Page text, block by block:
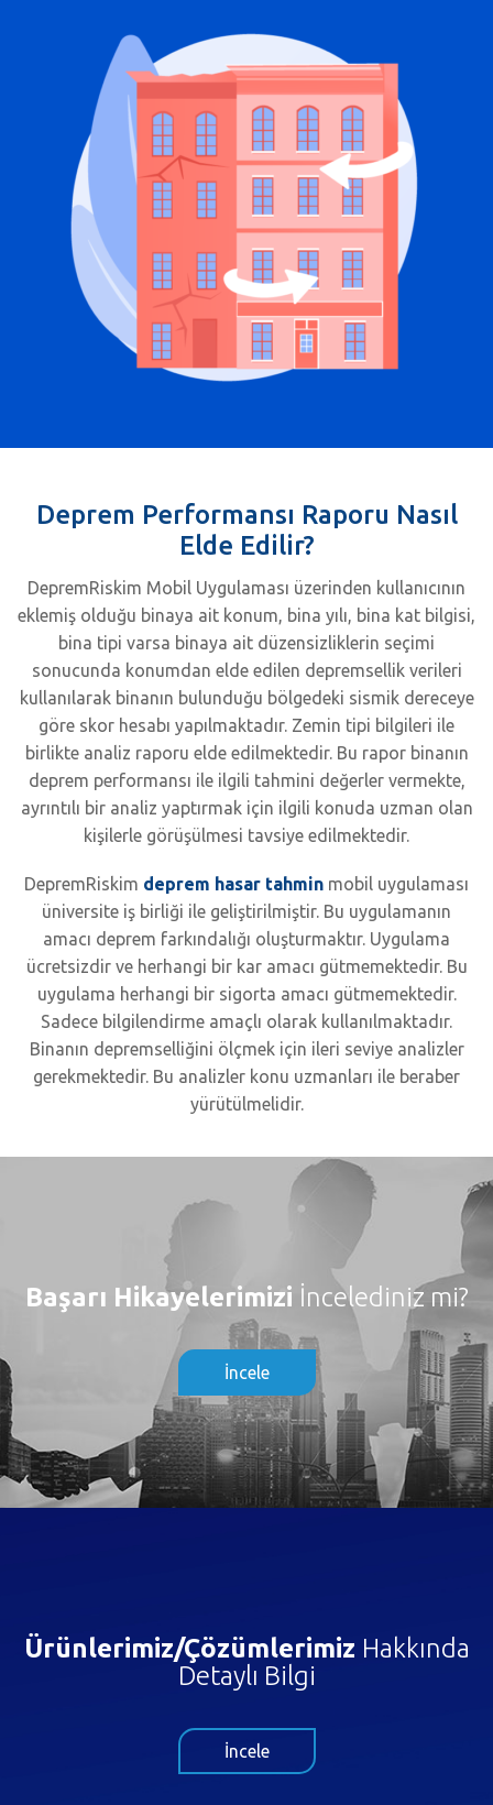
Deprem Performansı Raporu Nasıl
Elde Edilir?
DepremRiskim Mobil Uygulaması üzerinden kullanıcının
eklemiş olduğu binaya ait konum, bina yılı, bina kat bilgisi,
bina tipi varsa binaya ait düzensizliklerin seçimi
sonucunda konumdan elde edilen depremsellik verileri
kullanılarak binanın bulunduğu bölgedeki sismik dereceye
göre skor hesabı yapılmaktadır. Zemin tipi bilgileri ile
birlikte analiz raporu elde edilmektedir. Bu rapor binanın
deprem performansı ile ilgili tahmini değerler vermekte,
ayrıntılı bir analiz yaptırmak için ilgili konuda uzman olan
kişilerle görüşülmesi tavsiye edilmektedir.
DepremRiskim deprem hasar tahmin mobil uygulaması
üniversite iş birliği ile geliştirilmiştir. Bu uygulamanın
amacı deprem farkındalığı oluşturmaktır. Uygulama
ücretsizdir ve herhangi bir kar amacı gütmemektedir. Bu
uygulama herhangi bir sigorta amacı gütmemektedir.
Sadece bilgilendirme amaçlı olarak kullanılmaktadır.
Binanın depremselliğini ölçmek için ileri seviye analizler
gerekmektedir. Bu analizler konu uzmanları ile beraber
yürütülmelidir.
Başarı Hikayelerimizi İncelediniz mi?
İncele
Ürünlerimiz/Çözümlerimiz Hakkında
Detaylı Bilgi
İncele